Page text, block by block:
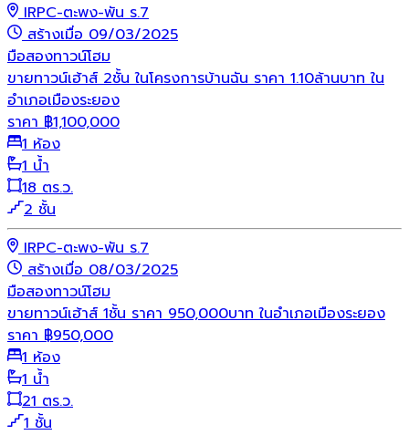
IRPC-ตะพง-พัน ร.7
สร้างเมื่อ 09/03/2025
มือสองทาวน์โฮม
ขายทาวน์เฮ้าส์ 2ชั้น ในโครงการบ้านฉัน ราคา 1.10ล้านบาท ใน
อำเภอเมืองระยอง
ราคา ฿1,100,000
1 ห้อง
1 น้ำ
18 ตร.ว.
2 ชั้น
IRPC-ตะพง-พัน ร.7
สร้างเมื่อ 08/03/2025
มือสองทาวน์โฮม
ขายทาวน์เฮ้าส์ 1ชั้น ราคา 950,000บาท ในอำเภอเมืองระยอง
ราคา ฿950,000
1 ห้อง
1 น้ำ
21 ตร.ว.
1 ชั้น